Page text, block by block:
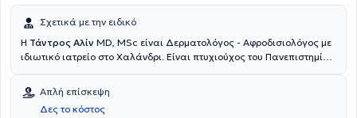
Σχετικά με την ειδικό
Η Τάντρος Αλίν MD, MSc είναι Δερματολόγος - Αφροδισιολόγος με
ιδιωτικό ιατρείο στο Χαλάνδρι. Είναι πτυχιούχος του Πανεπιστημίου
ειδικότητα στη Δερματολογία και Αφροδισιολογία.
Μετεκπαιδεύτηκε στην Παιδική Δερματολογία σε Πανεπιστημιακά
Νοσοκομεία στις πόλεις: Pellegrin, Bordeux & Montpellier της
Απλή επίσκεψη
Δες το κόστος